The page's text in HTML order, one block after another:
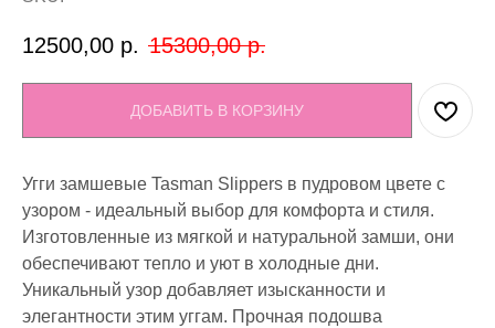
12500,00 р. 15300,00 р.
ДОБАВИТЬ В КОРЗИНУ
Угги замшевые Tasman Slippers в пудровом цвете с
узором - идеальный выбор для комфорта и стиля.
Изготовленные из мягкой и натуральной замши, они
обеспечивают тепло и уют в холодные дни.
Уникальный узор добавляет изысканности и
элегантности этим уггам. Прочная подошва